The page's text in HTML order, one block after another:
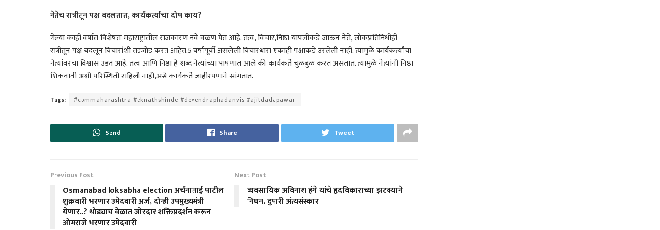
नेतेच रात्रीतून पक्ष बदलतात, कार्यकर्त्यांचा दोष काय?
गेल्या काही वर्षात विशेषतः महाराष्ट्रातील राजकारण नवे वळण घेत आहे. तत्व, विचार,निष्ठा यापलीकडे जाऊन नेते, लोकप्रतिनिधीही
रात्रीतून पक्ष बदलून विचारांशी तडजोड करत आहेत.5 वर्षापूर्वी असलेली विचारधारा एकाही पक्षाकडे उरलेली नाही. त्यामुळे कार्यकर्त्यांचा
नेत्यांवरचा विश्वास उडत आहे. तत्व आणि निष्ठा हे शब्द नेत्यांच्या भाषणात आले की कार्यकर्ते चुळबुळ करत असतात. त्यामुळे नेत्यांनी निष्ठा
शिकवावी अशी परिस्थिती राहिली नाही,असे कार्यकर्ते जाहीरपणाने सांगतात.
Tags: #commaharashtra #eknathshinde #devendraphadanvis #ajitdadapawar
Send Share Tweet
Previous Post
Osmanabad loksabha election अर्चनाताई पाटील
शुक्रवारी भरणार उमेदवारी अर्ज, दोन्ही उपमुख्यमंत्री
येणार..? थोड्याच वेळात जोरदार शक्तिप्रदर्शन करून
ओमराजे भरणार उमेदवारी
Next Post
व्यवसायिक अविनाश हंगे यांचे हृदविकाराच्या झटक्याने
निधन, दुपारी अंत्यसंस्कार